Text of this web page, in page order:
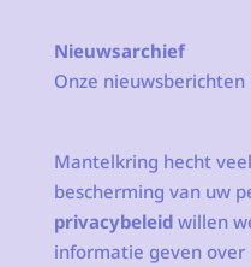
Nieuwsarchief
Onze
Mantelkring hecht
bescherming van uw
privacybeleidwillen
informatie geven